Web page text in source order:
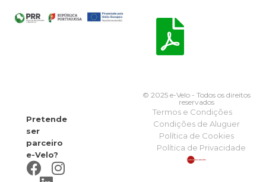
Pretende
ser
parceiro
e-Velo?
© 2025 e-Velo - Todos os direitos
reservados
Termos e Condições
Condições de Aluguer
Política de Cookies
Política de Privacidade